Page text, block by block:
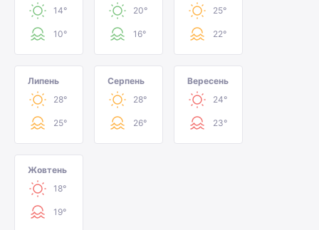
14°
10°
20°
16°
25°
22°
Липень
28°
25°
Серпень
28°
26°
Вересень
24°
23°
Жовтень
18°
19°